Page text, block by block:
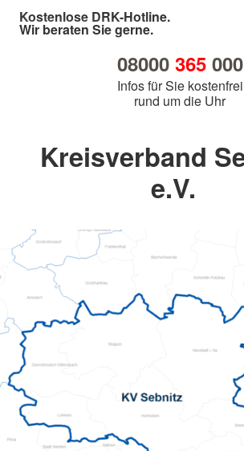
Kostenlose DRK-Hotline.
Wir beraten Sie gerne.
08000 365000
Infos für Sie kostenfrei
rund um die Uhr
Kreisverband
e.V.